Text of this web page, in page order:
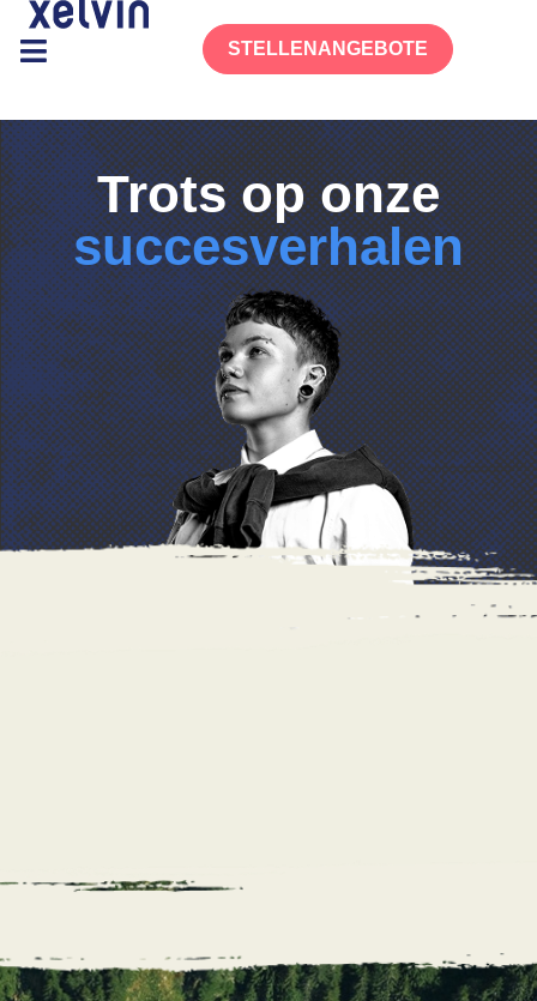
STELLENANGEBOTE
Trots op onze
succesverhalen